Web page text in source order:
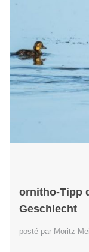
ornitho-Tipp
Geschlecht
posté par Moritz